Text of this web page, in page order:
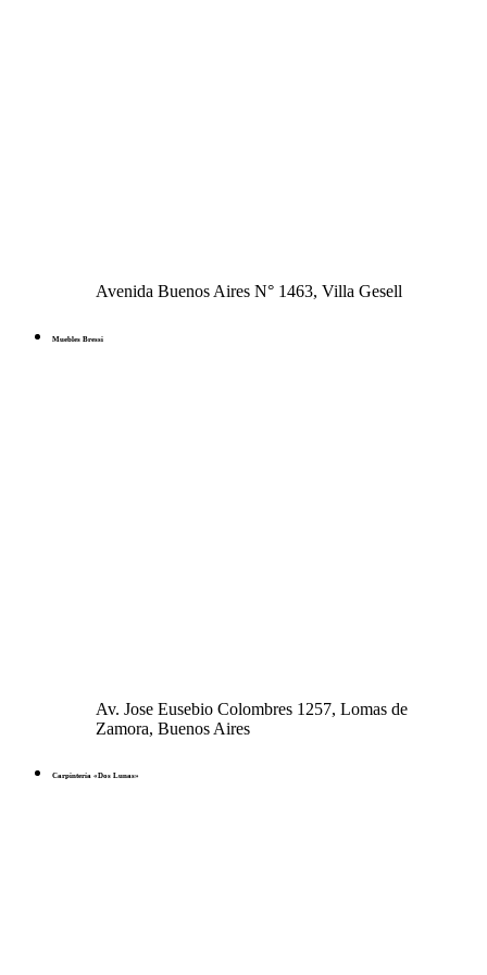
Avenida Buenos Aires N° 1463, Villa Gesell
Muebles Bressi
Av. Jose Eusebio Colombres 1257, Lomas de
Zamora, Buenos Aires
Carpintería «Dos Lunas»